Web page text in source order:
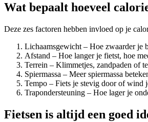
Wat bepaalt hoeveel
Deze zes factoren hebben invloed op je
Lichaamsgewicht – Hoe zwaarder je
Afstand – Hoe langer je fietst, hoe
Terrein – Klimmetjes, zandpaden of
Spiermassa – Meer spiermassa
Tempo – Fiets je stevig door of wind
Trapondersteuning – Hoe lager je
Fietsen is altijd een goed